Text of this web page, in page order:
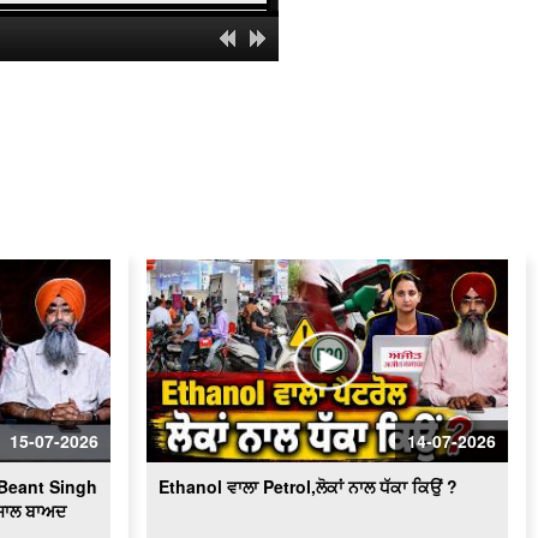
ਵਿਗਾੜਿਆ ਖ਼ੇਡ
Dosanjh Film | ਨਹੀਂ ਮੁੱਕੇਗਾ Congress ਦਾ
Punjab Congress Damage Control
|'Sutlej' ਤੋਂ ਕਿਉਂ ਡਰੀ ਸਰਕਾਰ ?
ਕੀ Punjab Congress ਇੱਕ ਹੋਰ ਦੋਫਾੜ ਵੱਲ
ਵੱਧ ਰਹੀ ਹੈ? Khabran de Aar Paar
PPCC new Controversy | '22' ਦੀ ਹਾਰ ਤੋਂ
ਫ਼ੈਸਲਾ' | Khabran de aar paar
'Nirvair ' ਦੀ ਮੌ/ਤ ਦਾ ਕੌਣ ਜ਼ਿੰਮੇਵਾਰ ? ਕਦੋਂ
15-07-2026
Singh
ਬਾਅਦ
14-07-2026
Ethanol ਵਾਲਾ Petrol,ਲੋਕਾਂ ਨਾਲ ਧੱਕਾ ਕਿਉਂ ?